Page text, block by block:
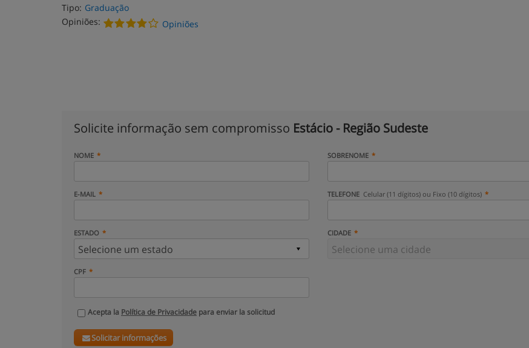
Tipo: Graduação
Opiniões:
Opiniões
Solicite informação sem compromisso Estácio - Região Sudeste
NOME SOBRENOME
E-MAIL TELEFONE Celular (11 dígitos) ou Fixo (10 dígitos)
ESTADO CIDADE
CPF
Acepta la Política de Privacidade para enviar la solicitud
Solicitar informações